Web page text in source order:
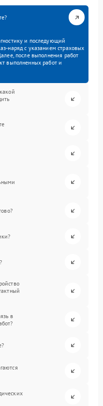
и последующий
наряд с указанием страховых
после выполнения работ
выполненных работ и
в